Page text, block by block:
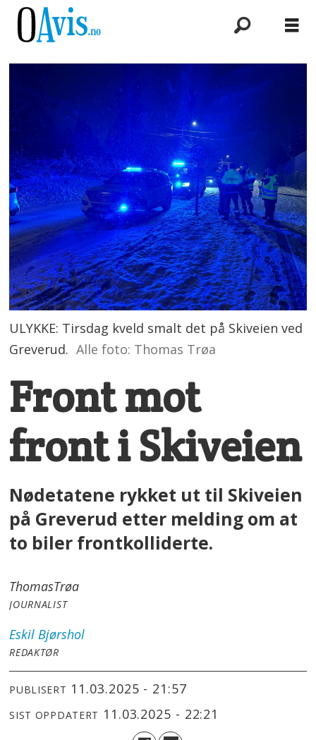
ULYKKE: Tirsdag kveld smalt det på Skiveien ved
Greverud. Alle foto: Thomas Trøa
Front mot
front i Skiveien
Nødetatene rykket ut til Skiveien
på Greverud etter melding om at
to biler frontkolliderte.
ThomasTrøa
JOURNALIST
Eskil Bjørshol
REDAKTØR
PUBLISERT 11.03.2025 - 21:57
SIST OPPDATERT 11.03.2025 - 22:21